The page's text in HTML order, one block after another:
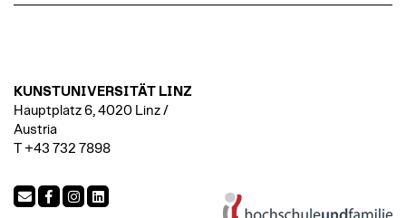
KUNSTUNIVERSITÄT LINZ
Hauptplatz 6, 4020 Linz /
Austria
T +43 732 7898